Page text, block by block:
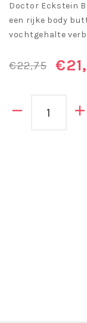
Doctor Eckstein
een rijke body
vochtgehalte
€22,75